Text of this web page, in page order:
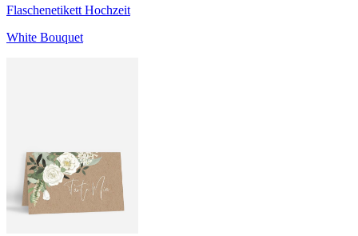
Flaschenetikett Hochzeit
White Bouquet